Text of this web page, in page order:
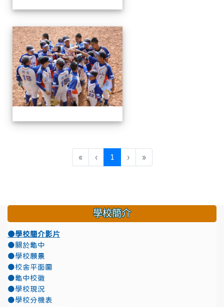
114軟聯
« ‹ 1 (目前頁次)
› »
學校簡介
●學校簡介影片
●關於龜中
●學校願景
●校舍平面圖
●龜中校徽
●學校現況
●學校分機表